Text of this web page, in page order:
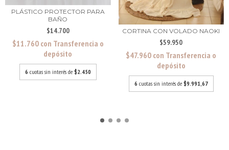
PLÁSTICO PROTECTOR PARA
BAÑO
$14.700
$11.760 con Transferencia o
depósito
6 cuotas sin interés de $2.450
CORTINA CON VOLADO NAOKI
$59.950
$47.960 con Transferencia o
depósito
6 cuotas sin interés de $9.991,67